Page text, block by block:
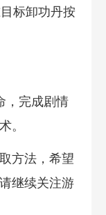
标卸功丹按
，完成剧情
。
方法，希望
继续关注游